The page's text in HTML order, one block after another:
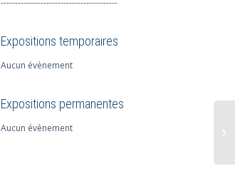
-----------------------------------------
Expositions temporaires
Aucun évènement
Expositions permanentes
Aucun évènement